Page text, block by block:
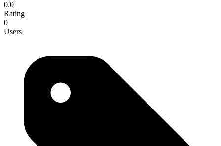
0.0
Rating
0
Users